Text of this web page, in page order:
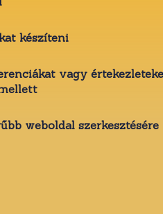
készíteni
vagy
weboldal szerkesztésére